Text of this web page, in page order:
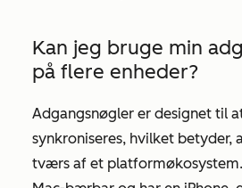
Kan jeg bruge min
på flere enheder?
Adgangsnøgler er designet til
synkroniseres, hvilket betyder,
tværs af et